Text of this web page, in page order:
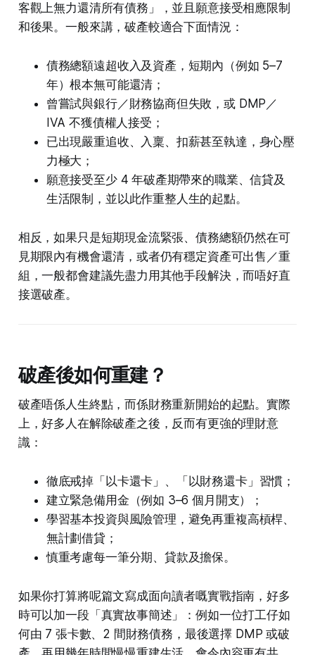
客觀上無力還清所有債務」，並且願意接受相應限制
和後果。一般來講，破產較適合下面情況：
債務總額遠超收入及資產，短期內（例如 5–7
年）根本無可能還清；
曾嘗試與銀行／財務協商但失敗，或 DMP／
IVA 不獲債權人接受；
已出現嚴重追收、入稟、扣薪甚至執達，身心壓
力極大；
願意接受至少 4 年破產期帶來的職業、信貸及
生活限制，並以此作重整人生的起點。
相反，如果只是短期現金流緊張、債務總額仍然在可
見期限內有機會還清，或者仍有穩定資產可出售／重
組，一般都會建議先盡力用其他手段解決，而唔好直
接選破產。
破產後如何重建？
破產唔係人生終點，而係財務重新開始的起點。實際
上，好多人在解除破產之後，反而有更強的理財意
識：
徹底戒掉「以卡還卡」、「以財務還卡」習慣；
建立緊急備用金（例如 3–6 個月開支）；
學習基本投資與風險管理，避免再重複高槓桿、
無計劃借貸；
慎重考慮每一筆分期、貸款及擔保。
如果你打算將呢篇文寫成面向讀者嘅實戰指南，好多
時可以加一段「真實故事簡述」：例如一位打工仔如
何由 7 張卡數、2 間財務債務，最後選擇 DMP 或破